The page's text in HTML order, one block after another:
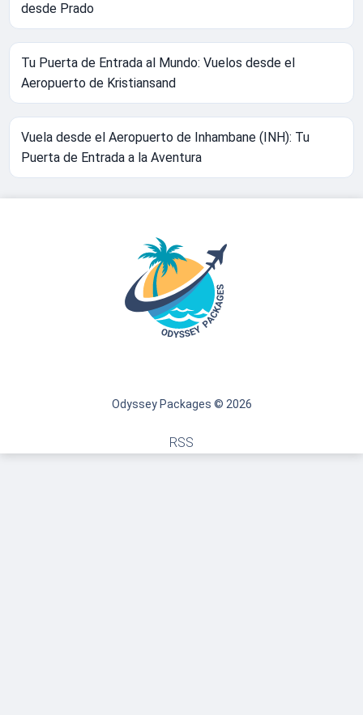
desde Prado
Tu Puerta de Entrada al Mundo: Vuelos desde el
Aeropuerto de Kristiansand
Vuela desde el Aeropuerto de Inhambane (INH): Tu
Puerta de Entrada a la Aventura
Odyssey Packages © 2026
RSS